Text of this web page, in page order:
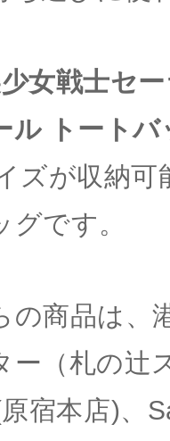
女戦士セ
ル トート
ズが収納可
グです。
の商品は、
ー（札の辻
宿本店)、